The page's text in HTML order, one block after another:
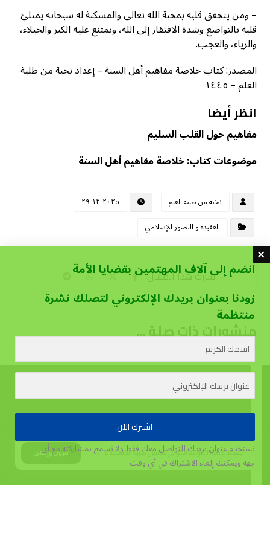
– ومن يتحقق قلبه بمحبة الله تعالى والمسكنة له سبحانه يمتلئ
قلبه بالتواضع وشدة الافتقار إلى الله، ويمتنع عليه الكبر والخيلاء،
والرياء، والعجب.
المصدر: كتاب خلاصة مفاهيم أهل السنة – إعداد نخبة من طلبة
العلم – ١٤٤٥
انظر أيضا
مفاهيم حول القلب السليم
موضوعات كتاب: خلاصة مفاهيم أهل السنة
نخبة من طلبة العلم
٢٠٢٥-١٢-٢٩
العقيدة و التصور الإسلامي
منشورات ذات صلة ...
يستخدم هذا الموقع الكوكيز لتحسين تجربة المستخدم. قبول وإغلاق
انضم إلى آلاف المهتمين بقضايا الأمة
زودنا بعنوان بريدك الإلكتروني لتصلك نشرة
منتظمة
اشترك الآن
نستخدم عنوان بريدك للتواصل معك فقط ولا نسمح بمشاركته مع أي
جهةويمكنك إلغاء الاشتراك في أي وقت